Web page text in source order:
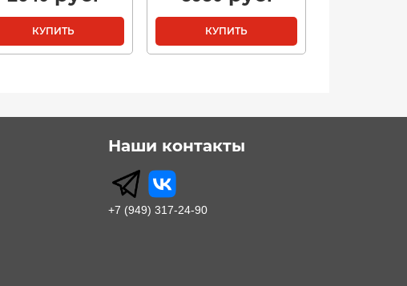
КУПИТЬ КУПИТЬ
Наши контакты
+7 (949) 317-24-90